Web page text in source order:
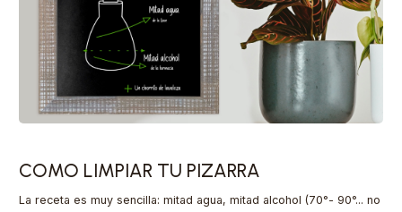
COMO LIMPIAR TU PIZARRA
La receta es muy sencilla: mitad agua, mitad alcohol (70°- 90°... no